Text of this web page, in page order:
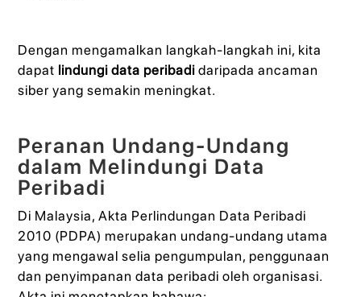
Dengan mengamalkan langkah-langkah ini, kita
dapat lindungi data peribadi daripada ancaman
siber yang semakin meningkat.
Peranan Undang-Undang
dalam Melindungi Data
Peribadi
Di Malaysia, Akta Perlindungan Data Peribadi
2010 (PDPA) merupakan undang-undang utama
yang mengawal selia pengumpulan, penggunaan
dan penyimpanan data peribadi oleh organisasi.